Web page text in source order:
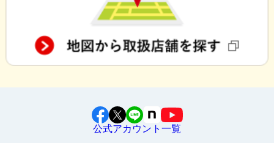
公式アカウント一覧